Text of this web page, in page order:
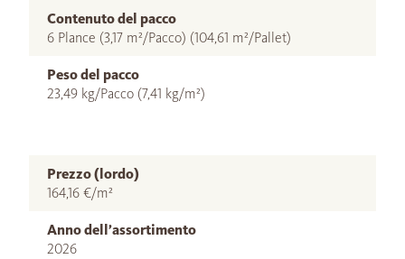
Contenuto del pacco
6 Plance (3,17 m²/Pacco) (104,61 m²/Pallet)
Peso del pacco
23,49 kg/Pacco (7,41 kg/m²)
Prezzo (lordo)
164,16 €/m²
Anno dell’assortimento
2026